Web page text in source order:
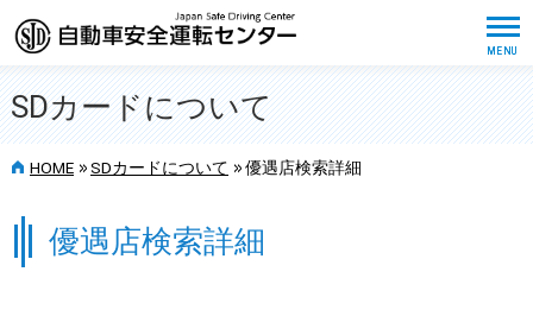
SDカードについて
HOME >> SDカードについて >> 優遇店検索詳細
優遇店検索詳細